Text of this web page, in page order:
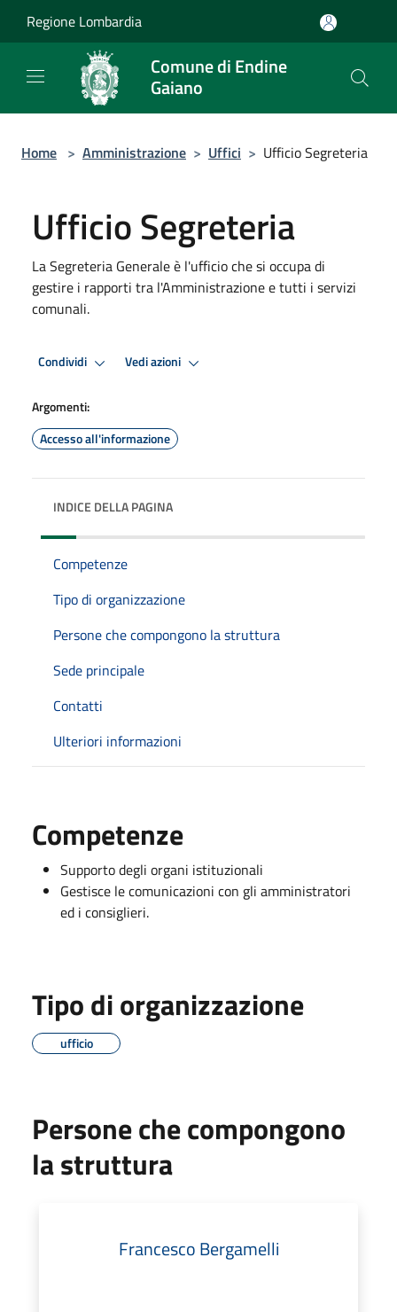
Regione Lombardia
Comune di Endine
Gaiano
Home > Amministrazione > Uffici > Ufficio Segreteria
Ufficio Segreteria
La Segreteria Generale è l'ufficio che si occupa di
gestire i rapporti tra l'Amministrazione e tutti i servizi
comunali.
Condividi Vedi azioni
Argomenti:
Accesso all'informazione
INDICE DELLA PAGINA
Competenze
Tipo di organizzazione
Persone che compongono la struttura
Sede principale
Contatti
Ulteriori informazioni
Competenze
Supporto degli organi istituzionali
Gestisce le comunicazioni con gli amministratori
ed i consiglieri.
Tipo di organizzazione
ufficio
Persone che compongono
la struttura
Francesco Bergamelli